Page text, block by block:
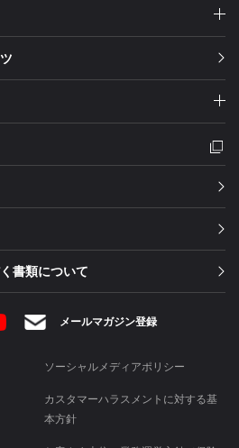
書類について
YouTube メールマガジン登録
ソーシャルメディアポリシー
カスタマーハラスメントに対する基
本方針